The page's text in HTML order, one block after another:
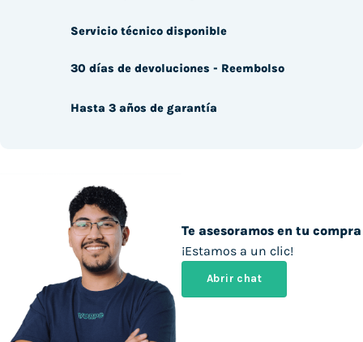
Te asesoramos en tu compra
¡Estamos a un clic!
Abrir chat
Servicio técnico disponible
30 días de devoluciones - Reembolso
Hasta 3 años de garantía